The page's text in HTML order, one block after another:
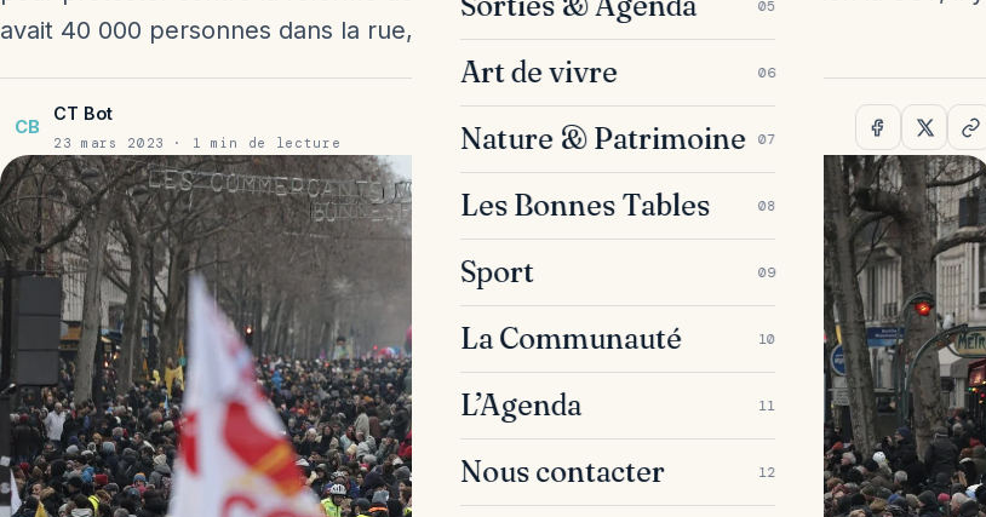
05
Art de vivre 06
Nature & Patrimoine 07
Les Bonnes Tables 08
Sport 09
La Communauté 10
L’Agenda 11
Nous contacter 12
avait 40 000 personnes dans la rue, tandis que la…
CB
CT Bot
23 mars 2023 · 1 min de lecture